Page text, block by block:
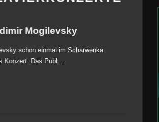
Mogilevsky
schon einmal im Scharwenka
Konzert. Das Publ...